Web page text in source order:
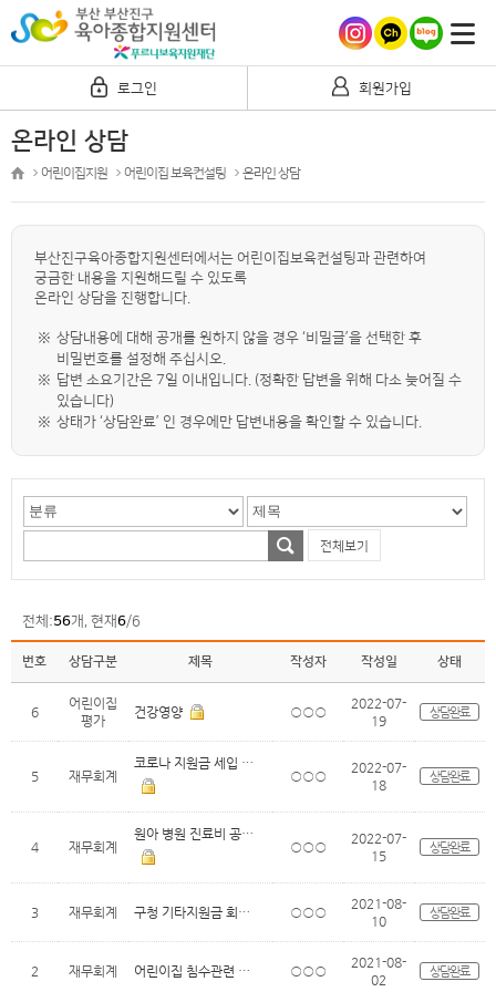
로그인 회원가입
온라인 상담
어린이집지원 어린이집 보육컨설팅 온라인 상담
부산진구육아종합지원센터에서는 어린이집보육컨설팅과 관련하여
궁금한 내용을 지원해드릴 수 있도록
온라인 상담을 진행합니다.
※ 상담내용에 대해 공개를 원하지 않을 경우 ‘비밀글’을 선택한 후
비밀번호를 설정해 주십시오.
※ 답변 소요기간은 7일 이내입니다. (정확한 답변을 위해 다소 늦어질 수
있습니다)
※ 상태가 ‘상담완료’ 인 경우에만 답변내용을 확인할 수 있습니다.
전체보기
전체:56개, 현재6/6
번호 상담구분 제목 작성자 작성일 상태
6
어린이집
평가
건강영양 ○○○
2022-07-
19
상담완료
5 재무회계
코로나 지원금 세입 분류 문의
○○○
2022-07-
18
상담완료
4 재무회계
원아 병원 진료비 공제급여지급분(어린이..
○○○
2022-07-
15
상담완료
3 재무회계 구청 기타지원금 회계처리 문의 ○○○
2021-08-
10
상담완료
2 재무회계 어린이집 침수관련 회계 문의 ○○○
2021-08-
02
상담완료